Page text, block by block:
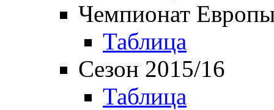
Чемпионат
Таблица
Сезон 2015/16
Таблица